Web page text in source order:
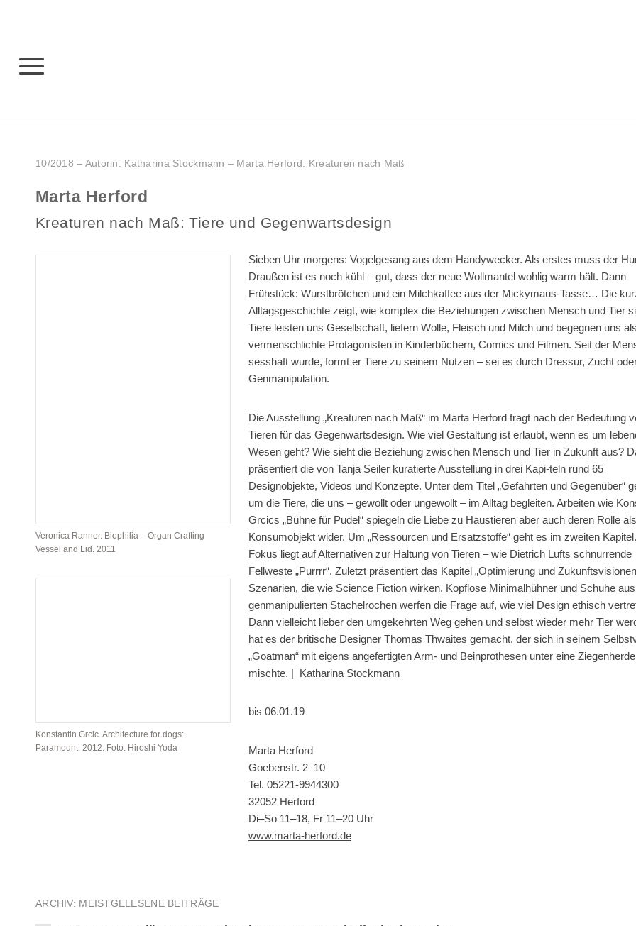
10/2018 – Autorin: Katharina Stockmann – Marta Herford: Kreaturen nach Maß
Marta Herford
Kreaturen nach Maß: Tiere und Gegenwartsdesign
Veronica Ranner. Biophilia – Organ Crafting
Vessel and Lid. 2011
Konstantin Grcic. Architecture for dogs:
Paramount. 2012. Foto: Hiroshi Yoda
Sieben Uhr morgens: Vogelgesang aus dem Handywecker. Als erstes muss der
Draußen ist es noch kühl – gut, dass der neue Wollmantel wohlig warm hält. Dann
Frühstück: Wurstbrötchen und ein Milchkaffee aus der Mickymaus-Tasse… Die
Alltagsgeschichte zeigt, wie komplex die Beziehungen zwischen Mensch und Tier
Tiere leisten uns Gesellschaft, liefern Wolle, Fleisch und Milch und begegnen uns als
vermenschlichte Protagonisten in Kinderbüchern, Comics und Filmen. Seit der
sesshaft wurde, formt er Tiere zu seinem Nutzen – sei es durch Dressur, Zucht
Genmanipulation.
Die Ausstellung „Kreaturen nach Maß“ im Marta Herford fragt nach der Bedeutung
Tieren für das Gegenwartsdesign. Wie viel Gestaltung ist erlaubt, wenn es um
Wesen geht? Wie sieht die Beziehung zwischen Mensch und Tier in Zukunft aus?
präsentiert die von Tanja Seiler kuratierte Ausstellung in drei Kapi-teln rund 65
Designobjekte, Videos und Konzepte. Unter dem Titel „Gefährten und Gegenüber“
um die Tiere, die uns – gewollt oder ungewollt – im Alltag begleiten. Arbeiten wie
Grcics „Bühne für Pudel“ spiegeln die Liebe zu Haustieren aber auch deren Rolle als
Konsumobjekt wider. Um „Ressourcen und Ersatzstoffe“ geht es im zweiten
Fokus liegt auf Alternativen zur Haltung von Tieren – wie Dietrich Lufts schnurrende
Fellweste „Purrrr“. Zuletzt präsentiert das Kapitel „Optimierung und
Szenarien, die wie Science Fiction wirken. Kopflose Minimalhühner und Schuhe aus
genmanipulierten Stachelrochen werfen die Frage auf, wie viel Design ethisch
Dann vielleicht lieber den umgekehrten Weg gehen und selbst wieder mehr Tier
hat es der britische Designer Thomas Thwaites gemacht, der sich in seinem
„Goatman“ mit eigens angefertigten Arm- und Beinprothesen unter eine Ziegenherde
mischte. | Katharina Stockmann
bis 06.01.19
Marta Herford
Goebenstr. 2–10
Tel. 05221-9944300
32052 Herford
Di–So 11–18, Fr 11–20 Uhr
www.marta-herford.de
ARCHIV: MEISTGELESENE BEITRÄGE